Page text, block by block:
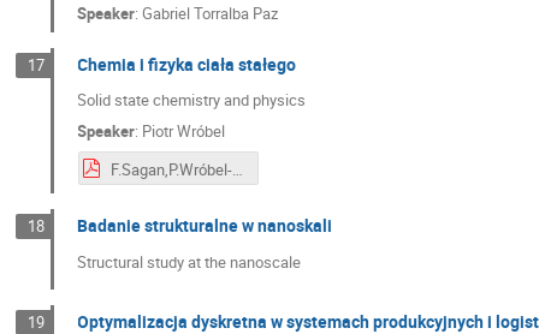
Speaker:Gabriel Torralba Paz
17 Chemia i fizyka ciała stałego
Solid state chemistry and physics
Speaker: Piotr Wróbel
F.Sagan,P.Wróbel-Solid state chemistry and physics.pdf
18 Badanie strukturalne w nanoskali
Structural study at the nanoscale
19 Optymalizacja dyskretna w systemach produkcyjnych i